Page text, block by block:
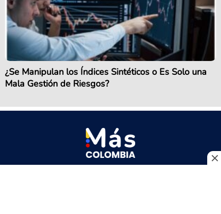
¿Se Manipulan los Índices Sintéticos o Es Solo una
Mala Gestión de Riesgos?